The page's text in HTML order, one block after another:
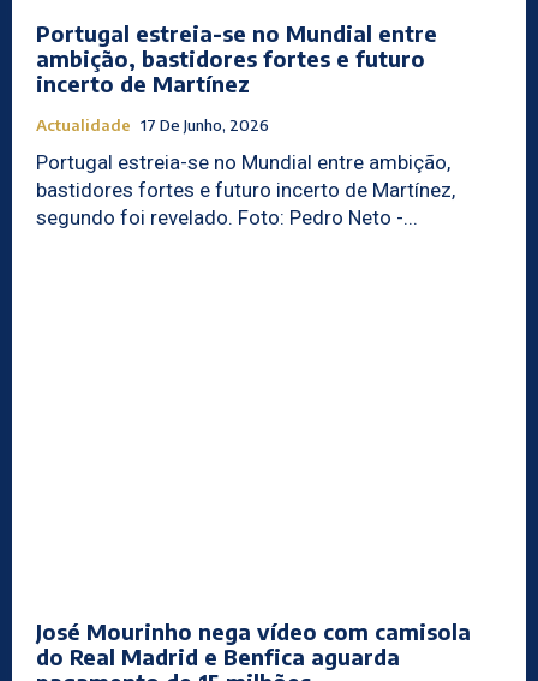
Portugal estreia-se no Mundial entre
ambição, bastidores fortes e futuro
incerto de Martínez
Actualidade 17 De Junho, 2026
Portugal estreia-se no Mundial entre ambição,
bastidores fortes e futuro incerto de Martínez,
segundo foi revelado. Foto: Pedro Neto -...
José Mourinho nega vídeo com camisola
do Real Madrid e Benfica aguarda